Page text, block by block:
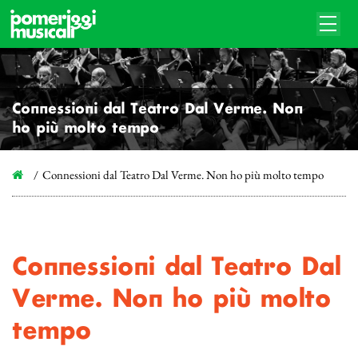
Connessioni dal Teatro Dal Verme. Non
ho più molto tempo
Connessioni dal Teatro Dal Verme. Non ho più molto tempo
Connessioni dal Teatro Dal
Verme. Non ho più molto
tempo